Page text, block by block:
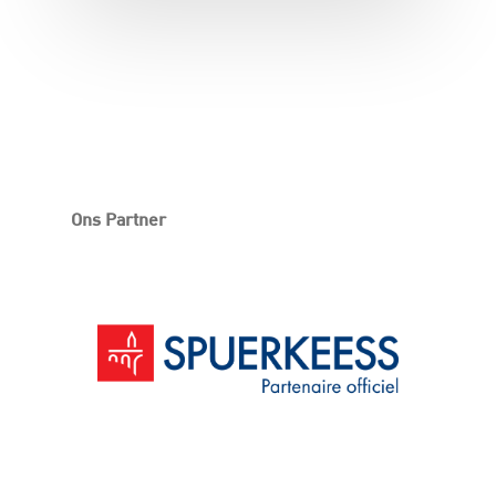
Ons Partner